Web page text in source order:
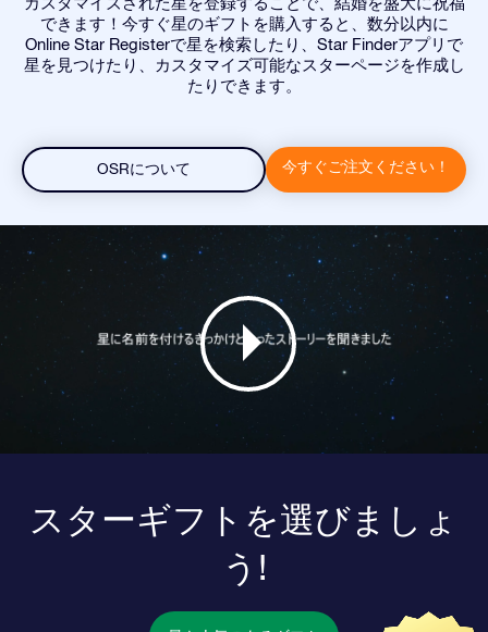
できます！今すぐ星のギフトを購入すると、数分以内に
Online Star Registerで星を検索したり、Star Finderアプリで
星を見つけたり、カスタマイズ可能なスターページを作成し
たりできます。
OSRについて 今すぐご注文ください！
スターギフトを選びましょ
う!